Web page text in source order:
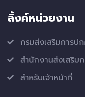
ลิ้งค์หน่วยงาน
กรมส่งเสริมการป
สำนักงานส่งเสริ
สำหรับเจ้าหน้าที่